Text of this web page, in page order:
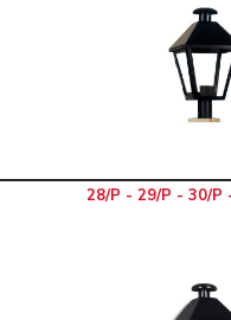
28/P - 29/P - 30/P